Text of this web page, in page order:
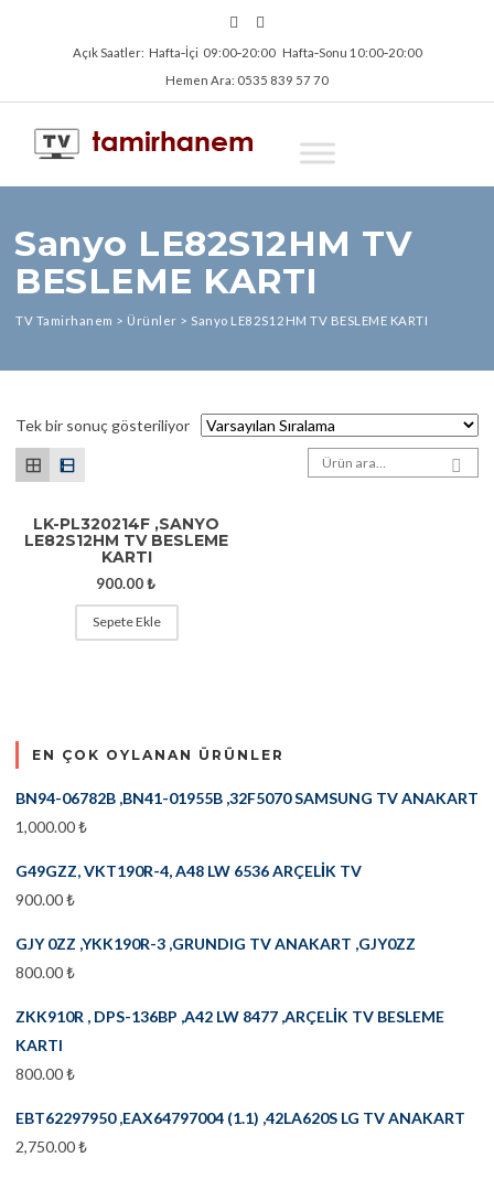
Açık Saatler: Hafta‑İçi 09:00‑20:00 Hafta‑Sonu 10:00‑20:00
Hemen Ara: 0535 839 57 70
Sanyo LE82S12HM TV
BESLEME KARTI
TV Tamirhanem > Ürünler > Sanyo LE82S12HM TV BESLEME KARTI
Tek bir sonuç gösteriliyor
Arama sonuçları:
LK-PL320214F ,SANYO
LE82S12HM TV BESLEME
KARTI
900.00₺
Sepete Ekle
EN ÇOK OYLANAN ÜRÜNLER
BN94-06782B ,BN41-01955B ,32F5070 SAMSUNG TV ANAKART
1,000.00₺
G49GZZ, VKT190R-4, A48 LW 6536 ARÇELİK TV
900.00₺
GJY 0ZZ ,YKK190R-3 ,GRUNDIG TV ANAKART ,GJY0ZZ
800.00₺
ZKK910R , DPS-136BP ,A42 LW 8477 ,ARÇELİK TV BESLEME
KARTI
800.00₺
EBT62297950 ,EAX64797004 (1.1) ,42LA620S LG TV ANAKART
2,750.00₺